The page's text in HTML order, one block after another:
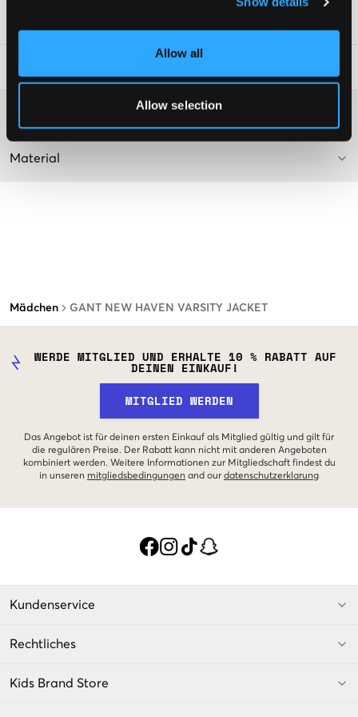
Allow all
Allow selection
Mädchen GANT NEW HAVEN VARSITY JACKET
Material
WERDE MITGLIED UND ERHALTE 10 % RABATT AUF
DEINEN EINKAUF!
MITGLIED WERDEN
Das Angebot ist für deinen ersten Einkauf als Mitglied gültig und gilt für
die regulären Preise. Der Rabatt kann nicht mit anderen Angeboten
kombiniert werden. Weitere Informationen zur Mitgliedschaft findest du
in unseren mitgliedsbedingungen and our datenschutzerklarung
Kundenservice
Rechtliches
Kids Brand Store